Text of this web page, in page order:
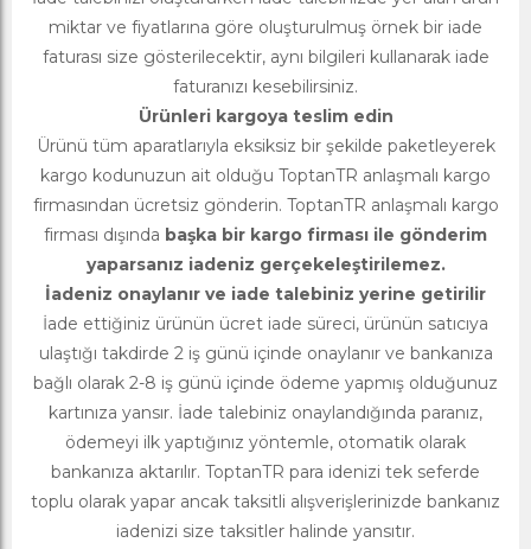
miktar ve fiyatlarına göre oluşturulmuş örnek bir iade
faturası size gösterilecektir, aynı bilgileri kullanarak iade
faturanızı kesebilirsiniz.
Ürünleri kargoya teslim edin
Ürünü tüm aparatlarıyla eksiksiz bir şekilde paketleyerek
kargo kodunuzun ait olduğu ToptanTR anlaşmalı kargo
firmasından ücretsiz gönderin. ToptanTR anlaşmalı kargo
firması dışında başka bir kargo firması ile gönderim
yaparsanız iadeniz gerçekeleştirilemez.
İadeniz onaylanır ve iade talebiniz yerine getirilir
İade ettiğiniz ürünün ücret iade süreci, ürünün satıcıya
ulaştığı takdirde 2 iş günü içinde onaylanır ve bankanıza
bağlı olarak 2-8 iş günü içinde ödeme yapmış olduğunuz
kartınıza yansır. İade talebiniz onaylandığında paranız,
ödemeyi ilk yaptığınız yöntemle, otomatik olarak
bankanıza aktarılır. ToptanTR para idenizi tek seferde
toplu olarak yapar ancak taksitli alışverişlerinizde bankanız
iadenizi size taksitler halinde yansıtır.